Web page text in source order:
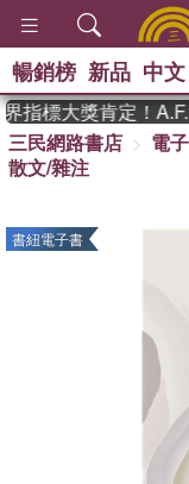
暢銷榜 新品 中文
標大獎肯定！A.F.
三民網路書店
電
散文/雜注
書紐電子書